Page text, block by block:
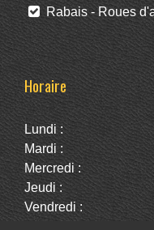
Rabais - Roues
Horaire
Lundi :
Mardi :
Mercredi :
Jeudi :
Vendredi :